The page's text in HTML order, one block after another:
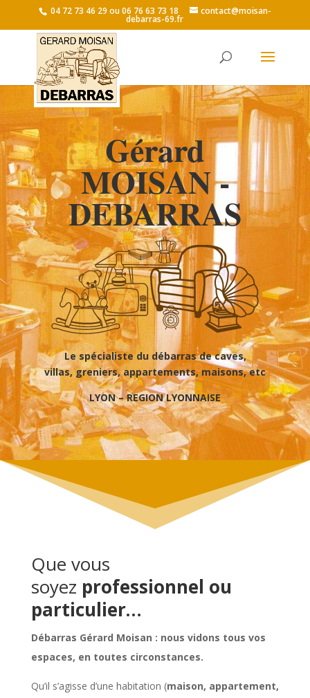
04 72 73 46 29 ou 06 76 63 73 18 contact@moisan-
debarras-69.fr
Gérard
MOISAN -
DEBARRAS
Le spécialiste du débarras de caves,
villas, greniers, appartements, maisons, etc
LYON – REGION LYONNAISE
Que vous
soyez professionnel ou
particulier…
Débarras Gérard Moisan : nous vidons tous vos
espaces, en toutes circonstances.
Qu’il s’agisse d’une habitation (maison, appartement,